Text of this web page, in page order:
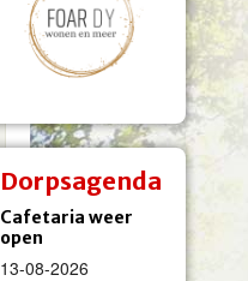
Dorpsagenda
Cafetaria weer
open
13-08-2026